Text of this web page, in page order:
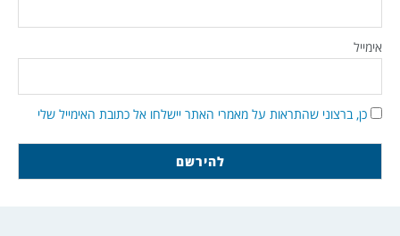
אימייל
כן, ברצוני שהתראות על מאמרי האתר יישלחו אל כתובת האימייל שלי